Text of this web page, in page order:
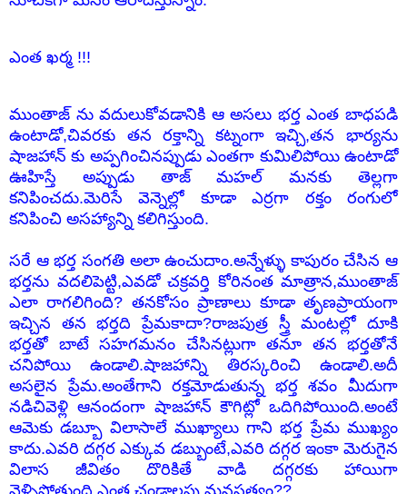
ఎంత ఖర్మ !!!
ముంతాజ్ ను వదులుకోవడానికి ఆ అసలు భర్త ఎంత బాధపడి
ఉంటాడో,చివరకు తన రక్తాన్ని కట్నంగా ఇచ్చి,తన భార్యను
షాజహాన్ కు అప్పగించినప్పుడు ఎంతగా కుమిలిపోయి ఉంటాడో
ఊహిస్తే అప్పుడు తాజ్ మహల్ మనకు తెల్లగా
కనిపించదు.మెరిసే వెన్నెల్లో కూడా ఎర్రగా రక్తం రంగులో
కనిపించి అసహ్యాన్ని కలిగిస్తుంది.
సరే ఆ భర్త సంగతి అలా ఉంచుదాం.అన్నేళ్ళు కాపురం చేసిన ఆ
భర్తను వదలిపెట్టి,ఎవడో చక్రవర్తి కోరినంత మాత్రాన,ముంతాజ్
ఎలా రాగలిగింది? తనకోసం ప్రాణాలు కూడా తృణప్రాయంగా
ఇచ్చిన తన భర్తది ప్రేమకాదా?రాజపుత్ర స్త్రీ మంటల్లో దూకి
భర్తతో బాటే సహగమనం చేసినట్లుగా తనూ తన భర్తతోనే
చనిపోయి ఉండాలి.షాజహాన్ని తిరస్కరించి ఉండాలి.అదీ
అసలైన ప్రేమ.అంతేగాని రక్తమోడుతున్న భర్త శవం మీదుగా
నడిచివెళ్లి ఆనందంగా షాజహాన్ కౌగిట్లో ఒదిగిపోయింది.అంటే
ఆమెకు డబ్బూ విలాసాలే ముఖ్యాలు గాని భర్త ప్రేమ ముఖ్యం
కాదు.ఎవరి దగ్గర ఎక్కువ డబ్బుంటే,ఎవరి దగ్గర ఇంకా మెరుగైన
విలాస జీవితం దొరికితే వాడి దగ్గరకు హాయిగా